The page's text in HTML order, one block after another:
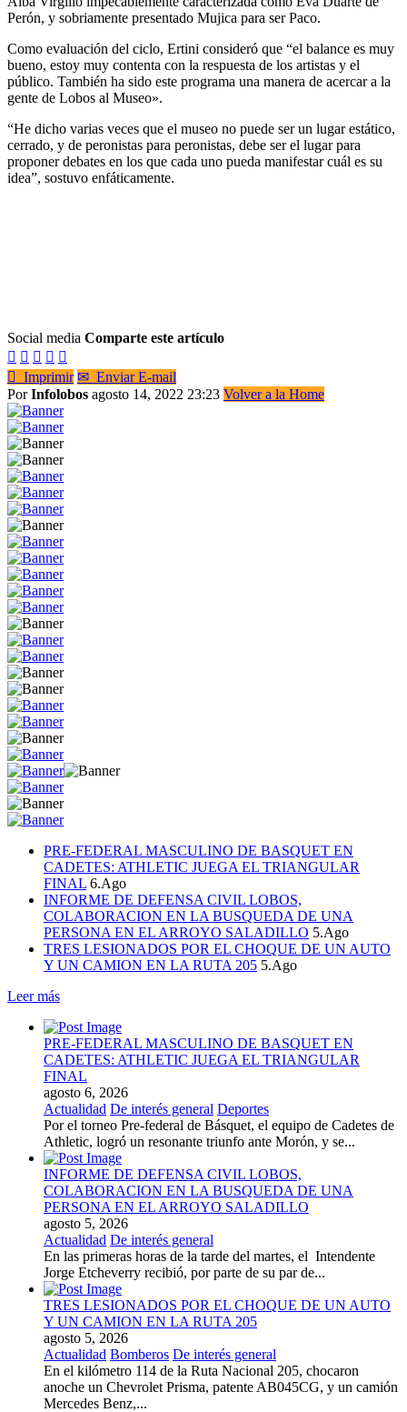
Perón, y sobriamente presentado Mujica para ser Paco.
Como evaluación del ciclo, Ertini consideró que “el balance es muy
bueno, estoy muy contenta con la respuesta de los artistas y el
público. También ha sido este programa una manera de acercar a la
gente de Lobos al Museo».
“He dicho varias veces que el museo no puede ser un lugar estático,
cerrado, y de peronistas para peronistas, debe ser el lugar para
proponer debates en los que cada uno pueda manifestar cuál es su
idea”, sostuvo enfáticamente.
Social media Comparte este artículo
    
 Imprimir ✉ Enviar E-mail
PorInfolobos agosto 14, 2022 23:23 Volver a la Home
PRE-FEDERAL MASCULINO DE BASQUET EN
CADETES: ATHLETIC JUEGA EL TRIANGULAR
FINAL 6.Ago
INFORME DE DEFENSA CIVIL LOBOS,
COLABORACION EN LA BUSQUEDA DE UNA
PERSONA EN EL ARROYO SALADILLO 5.Ago
TRES LESIONADOS POR EL CHOQUE DE UN AUTO
Y UN CAMION EN LA RUTA 205 5.Ago
Leer más
PRE-FEDERAL MASCULINO DE BASQUET EN
CADETES: ATHLETIC JUEGA EL TRIANGULAR
FINAL
agosto 6, 2026
Actualidad De interés general Deportes
Por el torneo Pre-federal de Básquet, el equipo de Cadetes de
Athletic, logró un resonante triunfo ante Morón, y se...
INFORME DE DEFENSA CIVIL LOBOS,
COLABORACION EN LA BUSQUEDA DE UNA
PERSONA EN EL ARROYO SALADILLO
agosto 5, 2026
Actualidad De interés general
En las primeras horas de la tarde del martes, el Intendente
Jorge Etcheverry recibió, por parte de su par de...
TRES LESIONADOS POR EL CHOQUE DE UN AUTO
Y UN CAMION EN LA RUTA 205
agosto 5, 2026
Actualidad Bomberos De interés general
En el kilómetro 114 de la Ruta Nacional 205, chocaron
anoche un Chevrolet Prisma, patente AB045CG, y un camión
Mercedes Benz,...